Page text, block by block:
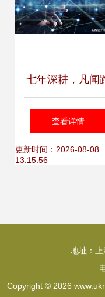
七年深耕，凡闻
通数据内容生态链
撬动互联网数据服
查看详情
更新时间：2026-08-08
13:15:56
地址：
Copyright © 2026